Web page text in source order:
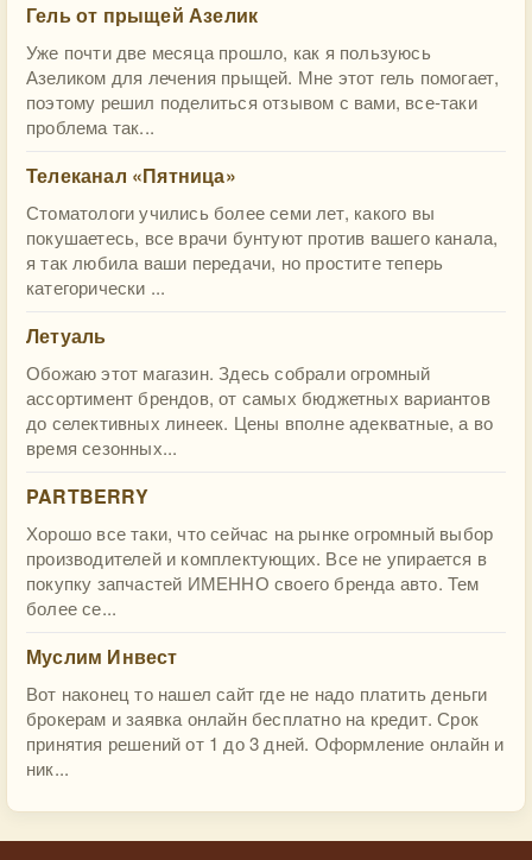
Гель от прыщей Азелик
Уже почти две месяца прошло, как я пользуюсь
Азеликом для лечения прыщей. Мне этот гель помогает,
поэтому решил поделиться отзывом с вами, все-таки
проблема так...
Телеканал «Пятница»
Стоматологи учились более семи лет, какого вы
покушаетесь, все врачи бунтуют против вашего канала,
я так любила ваши передачи, но простите теперь
категорически ...
Летуаль
Обожаю этот магазин. Здесь собрали огромный
ассортимент брендов, от самых бюджетных вариантов
до селективных линеек. Цены вполне адекватные, а во
время сезонных...
PARTBERRY
Хорошо все таки, что сейчас на рынке огромный выбор
производителей и комплектующих. Все не упирается в
покупку запчастей ИМЕННО своего бренда авто. Тем
более се...
Муслим Инвест
Вот наконец то нашел сайт где не надо платить деньги
брокерам и заявка онлайн бесплатно на кредит. Срок
принятия решений от 1 до 3 дней. Оформление онлайн и
ник...